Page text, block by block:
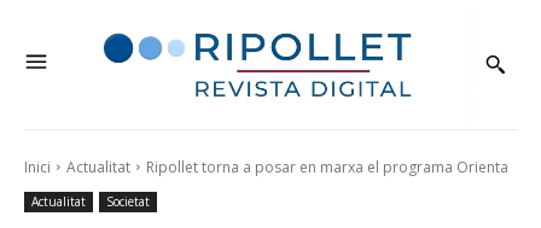
Inici Actualitat Ripollet torna a posar en marxa el programa Orienta
Actualitat Societat